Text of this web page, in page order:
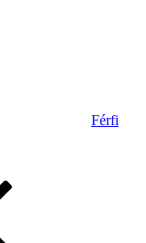
Férfi